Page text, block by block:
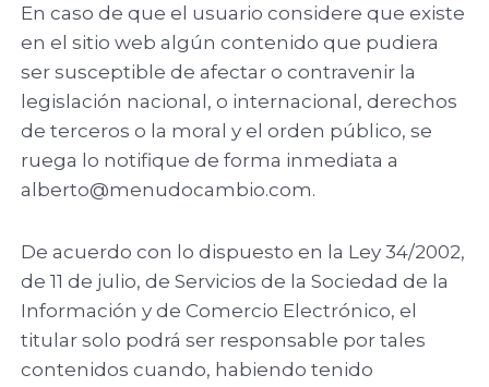
En caso de que el usuario considere que existe
en el sitio web algún contenido que pudiera
ser susceptible de afectar o contravenir la
legislación nacional, o internacional, derechos
de terceros o la moral y el orden público, se
ruega lo notifique de forma inmediata a
alberto@menudocambio.com.
De acuerdo con lo dispuesto en la Ley 34/2002,
de 11 de julio, de Servicios de la Sociedad de la
Información y de Comercio Electrónico, el
titular solo podrá ser responsable por tales
contenidos cuando, habiendo tenido